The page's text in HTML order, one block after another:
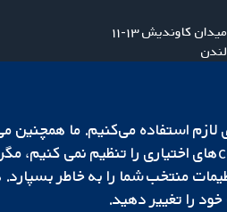
میدان کاوندیش ۱۳-۱۱
لندن